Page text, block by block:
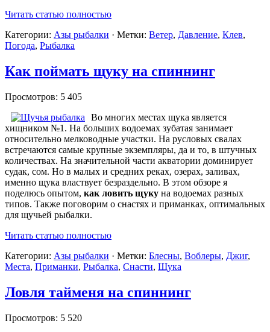
Читать статью полностью
Категории: Азы рыбалки · Метки: Ветер, Давление, Клев,
Погода, Рыбалка
Как поймать щуку на спиннинг
Просмотров: 5 405
Во многих местах щука является
хищником №1. На больших водоемах зубатая занимает
относительно мелководные участки. На русловых свалах
встречаются самые крупные экземпляры, да и то, в штучных
количествах. На значительной части акватории доминирует
судак, сом. Но в малых и средних реках, озерах, заливах,
именно щука властвует безраздельно. В этом обзоре я
поделюсь опытом, как ловить щуку на водоемах разных
типов. Также поговорим о снастях и приманках, оптимальных
для щучьей рыбалки.
Читать статью полностью
Категории: Азы рыбалки · Метки: Блесны, Воблеры, Джиг,
Места, Приманки, Рыбалка, Снасти, Щука
Ловля тайменя на спиннинг
Просмотров: 5 520